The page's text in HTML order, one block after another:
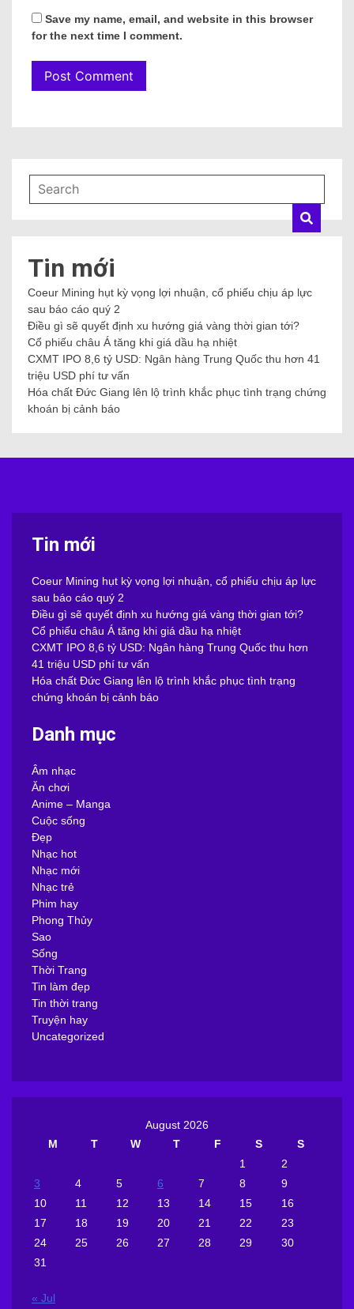
Save my name, email, and website in this browser
for the next time I comment.
Tin mới
Coeur Mining hụt kỳ vọng lợi nhuận, cổ phiếu chịu áp lực
sau báo cáo quý 2
Điều gì sẽ quyết định xu hướng giá vàng thời gian tới?
Cổ phiếu châu Á tăng khi giá dầu hạ nhiệt
CXMT IPO 8,6 tỷ USD: Ngân hàng Trung Quốc thu hơn 41
triệu USD phí tư vấn
Hóa chất Đức Giang lên lộ trình khắc phục tình trạng chứng
khoán bị cảnh báo
Tin mới
Coeur Mining hụt kỳ vọng lợi nhuận, cổ phiếu chịu áp lực
sau báo cáo quý 2
Điều gì sẽ quyết định xu hướng giá vàng thời gian tới?
Cổ phiếu châu Á tăng khi giá dầu hạ nhiệt
CXMT IPO 8,6 tỷ USD: Ngân hàng Trung Quốc thu hơn
41 triệu USD phí tư vấn
Hóa chất Đức Giang lên lộ trình khắc phục tình trạng
chứng khoán bị cảnh báo
Danh mục
Âm nhạc
Ăn chơi
Anime – Manga
Cuộc sống
Đẹp
Nhạc hot
Nhạc mới
Nhạc trẻ
Phim hay
Phong Thủy
Sao
Sống
Thời Trang
Tin làm đẹp
Tin thời trang
Truyện hay
Uncategorized
August 2026
M
T W T F S
S
1
2
3
4 5 6 7 8
9
10
11 12 13 14 15
16
17
18 19 20 21 22
23
24
25 26 27 28 29
30
31
« Jul